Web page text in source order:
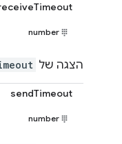
number
הצגה של
sendTimeout
number